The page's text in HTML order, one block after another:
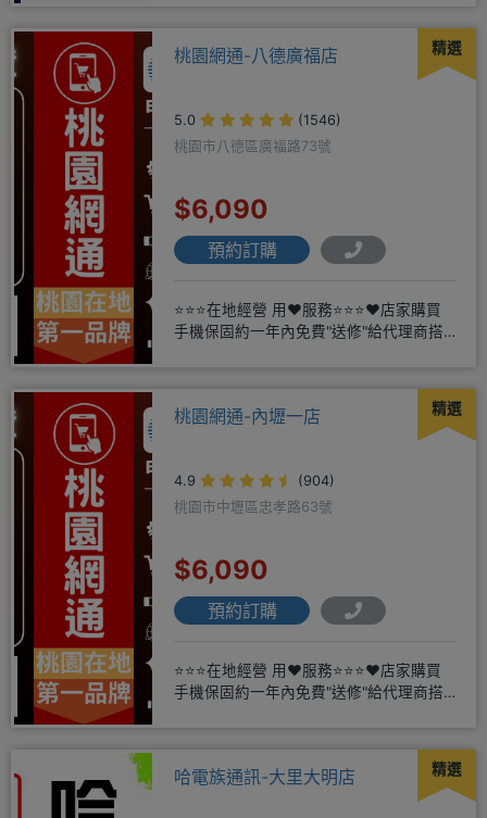
精選
桃園網通-八德廣福店
5.0
(1546)
桃園市八德區廣福路73號
$6,090
預約訂購
⭐⭐⭐在地經營 用❤️服務⭐⭐⭐❤️店家購買
手機保固約一年內免費"送修"給代理商搭
精選
桃園網通-內壢一店
4.9
(904)
桃園市中壢區忠孝路63號
$6,090
預約訂購
⭐⭐⭐在地經營 用❤️服務⭐⭐⭐❤️店家購買
手機保固約一年內免費"送修"給代理商搭
精選
哈電族通訊-大里大明店